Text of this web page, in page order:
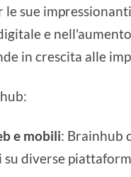
sue
e
in crescita alle
e mobili: Brainhub
diverse